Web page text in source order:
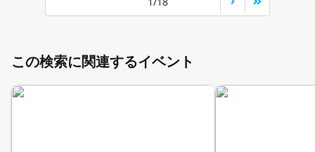
この検索に関連するイベント